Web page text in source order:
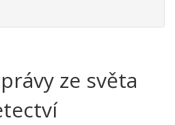
ze světa